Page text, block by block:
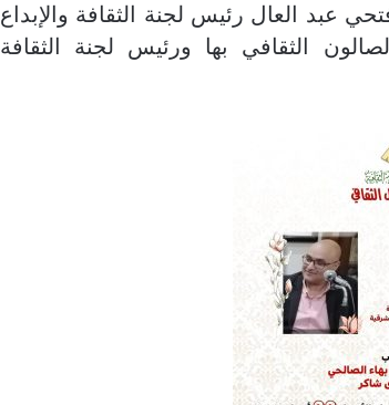
عبد العال رئيس لجنة الثقافة والإبداع
الثقافي بها ورئيس لجنة الثقافة